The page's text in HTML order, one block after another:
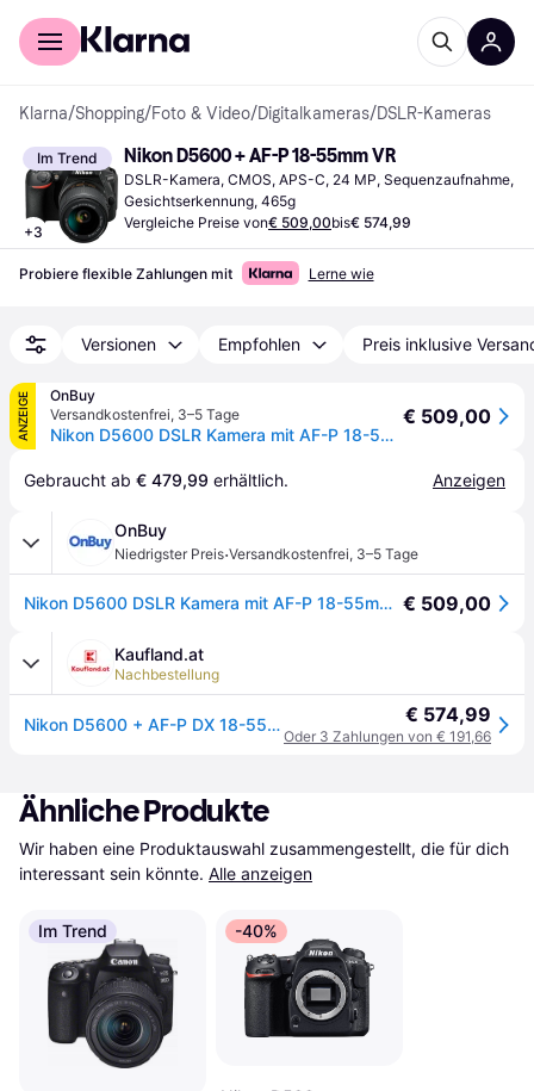
Für Shopper
Klarna/Shopping/Foto & Video/Digitalkameras/DSLR-Kameras
Im Trend
+3
Nikon D5600 + AF-P 18-55mm VR
DSLR-Kamera, CMOS, APS-C, 24 MP, Sequenzaufnahme,
Gesichtserkennung, 465g
Vergleiche Preise von€ 509,00bis€ 574,99
Probiere flexible Zahlungen mit Lerne wie
Versionen Empfohlen Preis inklusive
ANZEIGE
OnBuy
Versandkostenfrei, 3–5 Tage
Nikon D5600 DSLR Kamera mit AF-P 18-55mm VR Objektiv
€ 509,00
Gebraucht ab € 479,99 erhältlich. Anzeigen
OnBuy
Niedrigster Preis·Versandkostenfrei, 3–5 Tage
Nikon D5600 DSLR Kamera mit AF-P 18-55mm VR Objektiv € 509,00
Kaufland.at
Nachbestellung
Nikon D5600 + AF-P DX 18-55mm G VR, 24,2 MP, 6000 x 4000 Pixel, CMOS, Full HD, Touchscreen, Schwarz € 574,99
Oder 3 Zahlungen von € 191,66
Ähnliche Produkte
Wir haben eine Produktauswahl zusammengestellt, die für dich
interessant sein könnte. Alle anzeigen
Im Trend -40%